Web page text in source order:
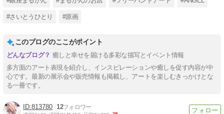
#さいとうひとり #原画
このブログのここがポイント
癒しと幸せを届ける多彩な描写とイベント情報
多方面のアート表現を紹介し、インスピレーションや癒しを促す内容が中
心です。最新の展示会や販売情報も掲載し、アートを楽しむきっかけとな
る一冊です。
813780 12